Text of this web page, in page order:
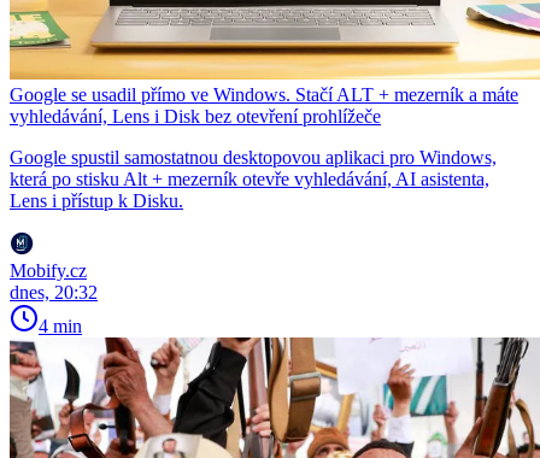
Google se usadil přímo ve Windows. Stačí ALT + mezerník a máte
vyhledávání, Lens i Disk bez otevření prohlížeče
Google spustil samostatnou desktopovou aplikaci pro Windows,
která po stisku Alt + mezerník otevře vyhledávání, AI asistenta,
Lens i přístup k Disku.
Mobify.cz
dnes, 20:32
4 min